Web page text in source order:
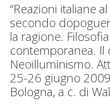
“Reazioni italiane
secondo
la ragione.
contemporanea. Il
Neoilluminismo.
25-26 giugno
Bologna, a c. di